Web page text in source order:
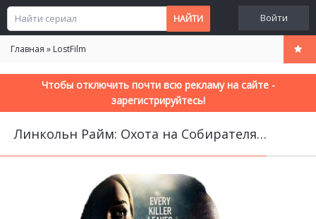
Войти
Главная » LostFilm
Чтобы отключить почти всю рекламу на сайте -
зарегистрируйтесь!
Линкольн Райм: Охота на Собирателя костей